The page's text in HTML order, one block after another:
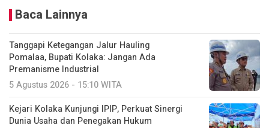
Baca Lainnya
Tanggapi Ketegangan Jalur Hauling
Pomalaa, Bupati Kolaka: Jangan Ada
Premanisme Industrial
5 Agustus 2026 - 15:10 WITA
Kejari Kolaka Kunjungi IPIP, Perkuat Sinergi
Dunia Usaha dan Penegakan Hukum